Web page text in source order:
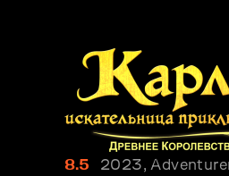
8.5
2023,